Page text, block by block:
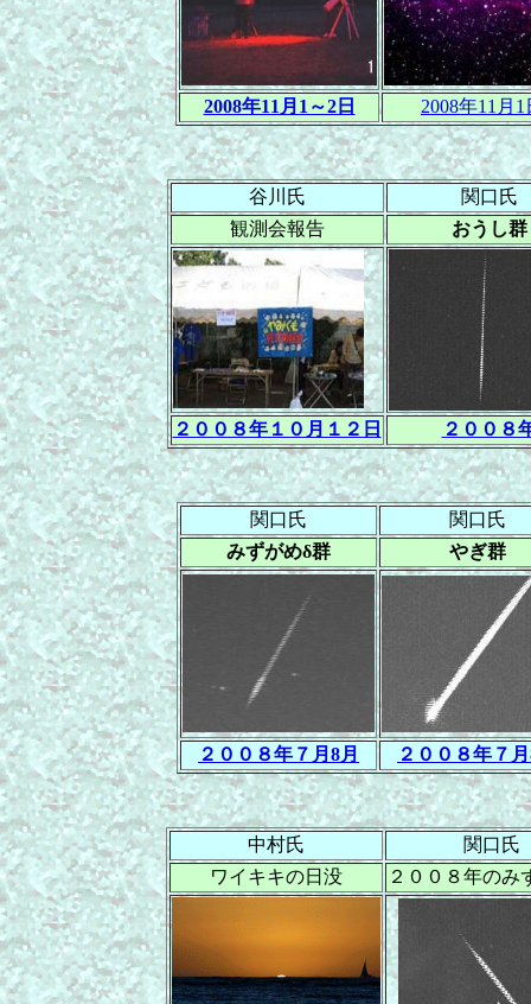
2008年11月1～2日 2008年11月1
谷川氏
関口氏
観測会報告
おうし群
２００８年１０月１２日 ２００８
関口氏
関口氏
みずがめδ群
やぎ群
２００８年７月8月 ２００８年７
中村氏
関口氏
ワイキキの日没
２００８年のみ